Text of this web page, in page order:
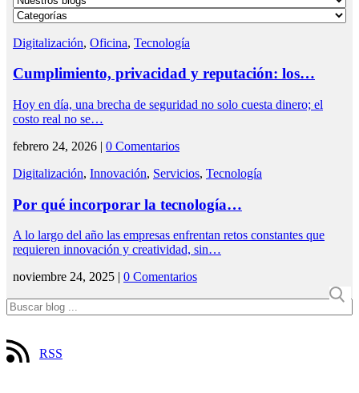
Digitalización, Oficina, Tecnología
Cumplimiento, privacidad y reputación: los…
Hoy en día, una brecha de seguridad no solo cuesta dinero; el
costo real no se…
febrero 24, 2026 | 0 Comentarios
Digitalización, Innovación, Servicios, Tecnología
Por qué incorporar la tecnología…
A lo largo del año las empresas enfrentan retos constantes que
requieren innovación y creatividad, sin…
noviembre 24, 2025 | 0 Comentarios
RSS